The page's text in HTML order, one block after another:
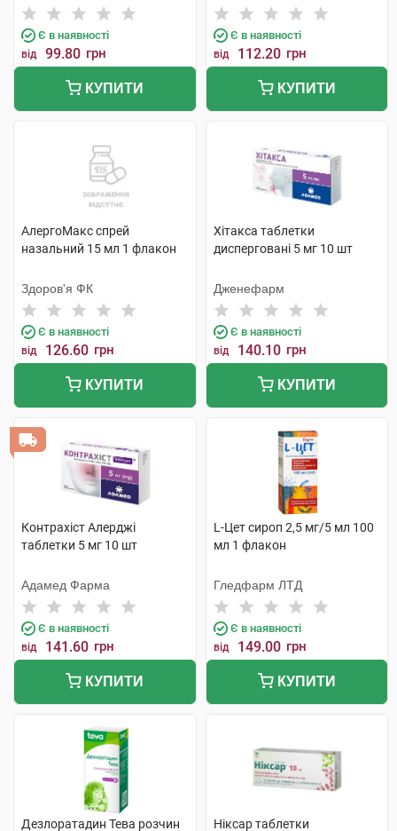
Є в наявності
від 99.80 грн
КУПИТИ
Є в наявності
від 112.20 грн
КУПИТИ
АлергоМакс спрей
назальний 15 мл 1 флакон
Здоров'я ФК
Є в наявності
від 126.60 грн
КУПИТИ
Хітакса таблетки
дисперговані 5 мг 10 шт
Дженефарм
Є в наявності
від 140.10 грн
КУПИТИ
Контрахіст Алерджі
таблетки 5 мг 10 шт
Адамед Фарма
Є в наявності
від 141.60 грн
КУПИТИ
L-Цет сироп 2,5 мг/5 мл 100
мл 1 флакон
Гледфарм ЛТД
Є в наявності
від 149.00 грн
КУПИТИ
Дезлоратадин Тева розчин Ніксар таблетки